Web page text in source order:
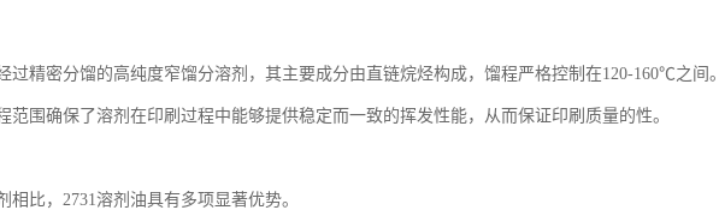
过精密分馏的高纯度窄馏分溶剂，其主要成分由直链烷烃构成，馏程严格控制在120-160℃之间。
范围确保了溶剂在印刷过程中能够提供稳定而一致的挥发性能，从而保证印刷质量的性。
相比，2731溶剂油具有多项显著优势。